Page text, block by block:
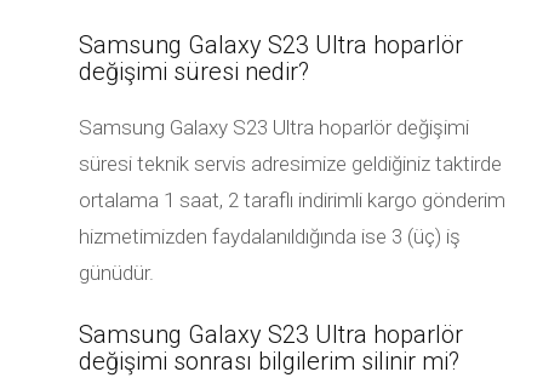
Samsung Galaxy S23 Ultra hoparlör
değişimi süresi nedir?
Samsung Galaxy S23 Ultra hoparlör değişimi
süresi teknik servis adresimize geldiğiniz taktirde
ortalama 1 saat, 2 taraflı indirimli kargo gönderim
hizmetimizden faydalanıldığında ise 3 (üç) iş
günüdür.
Samsung Galaxy S23 Ultra hoparlör
değişimi sonrası bilgilerim silinir mi?